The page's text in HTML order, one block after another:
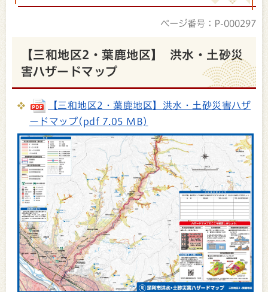
ページ番号：P-000297
【三和地区2・葉鹿地区】 洪水・土砂災
害ハザードマップ
【三和地区2・葉鹿地区】洪水・土砂災害ハザ
ードマップ(pdf 7.05 MB)